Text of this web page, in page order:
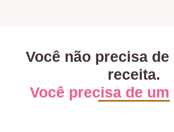
Você não precisa
receita.
Você precisa de um